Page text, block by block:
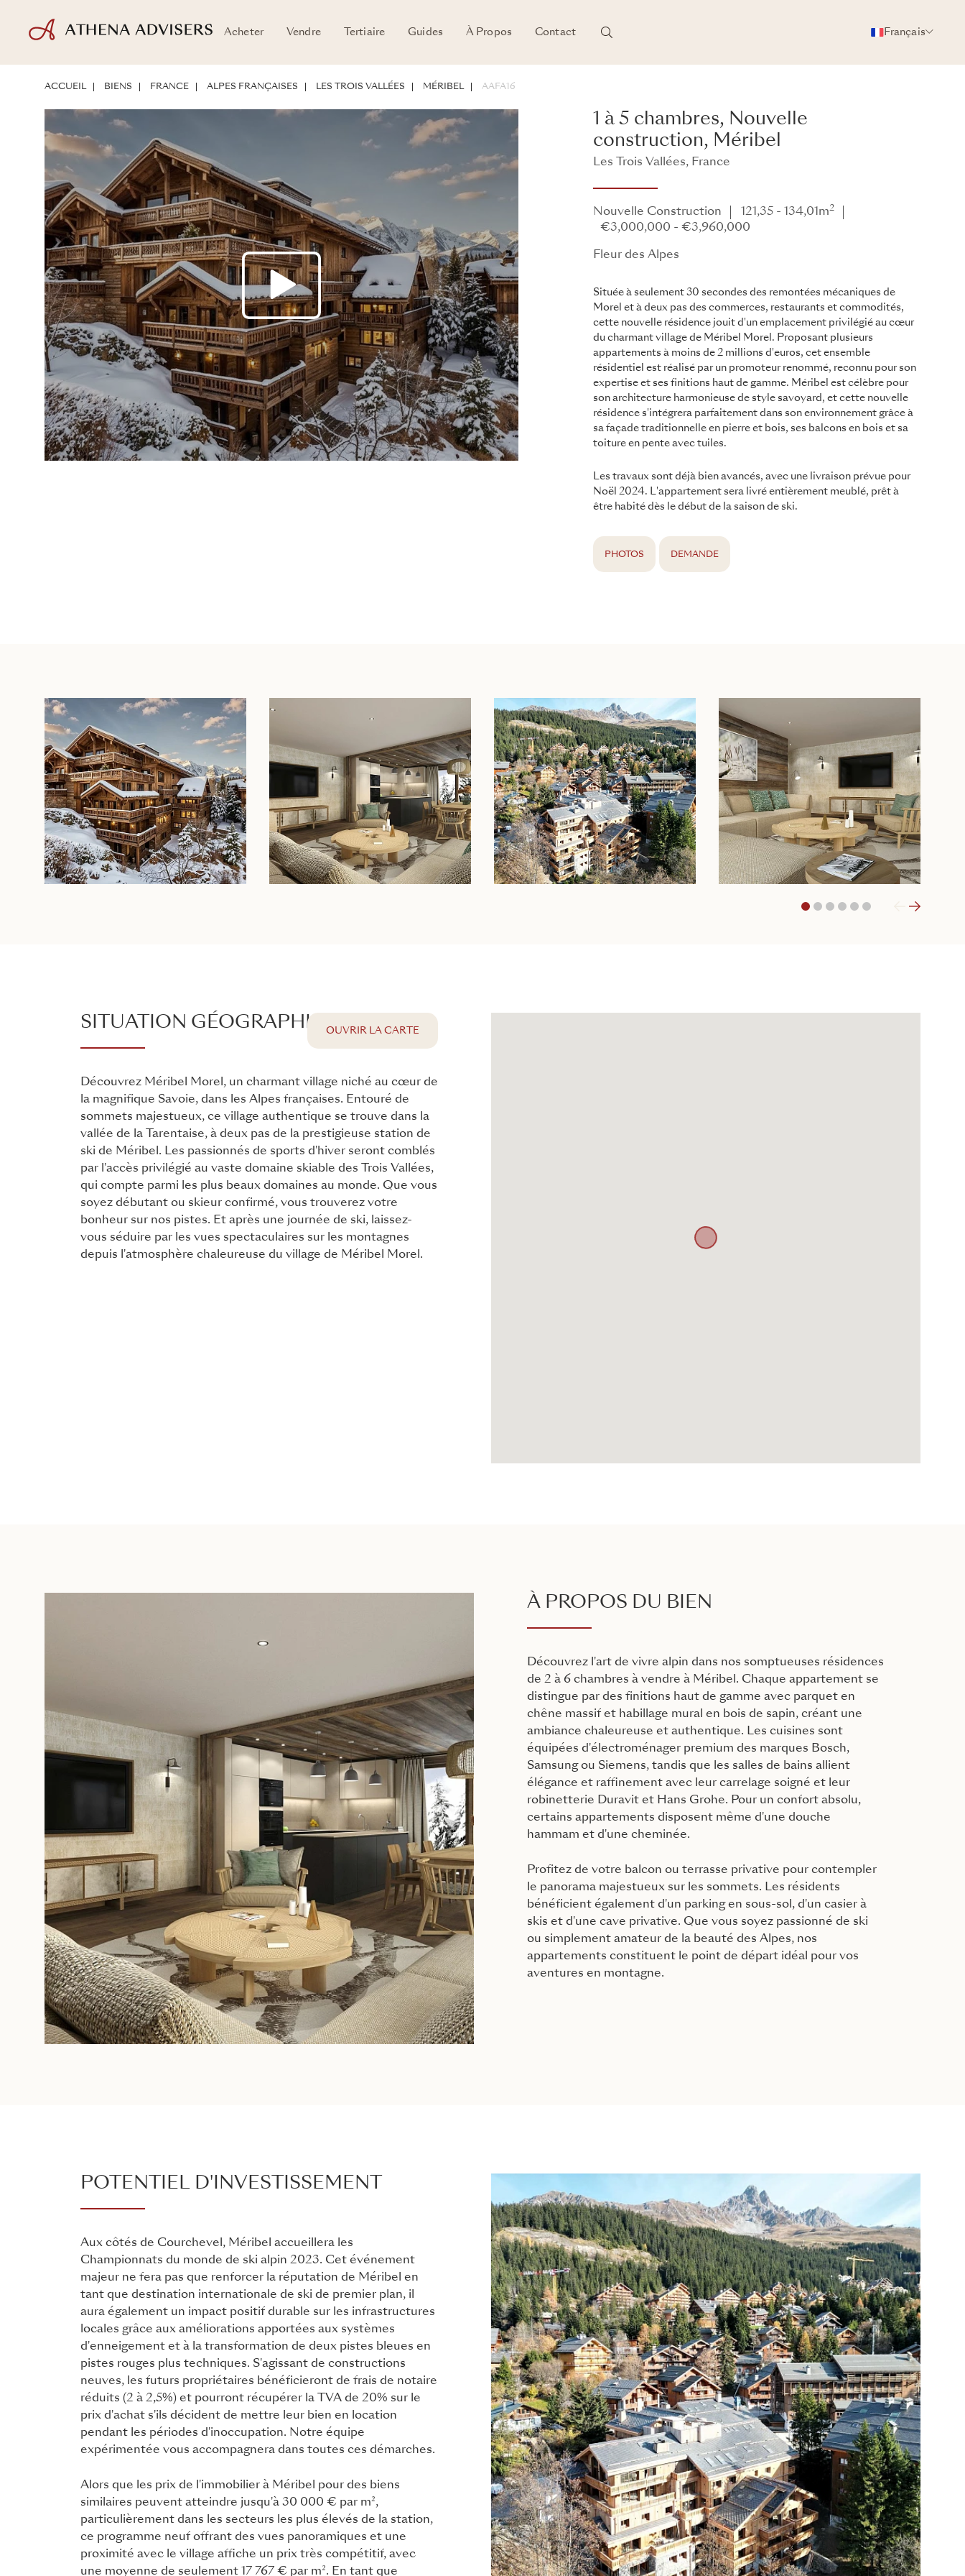
Acheter Vendre Tertiaire Guides À Propos Contact Français
ACCUEIL BIENS FRANCE ALPES FRANÇAISES LES TROIS VALLÉES MÉRIBEL AAFA16
1 à 5 chambres, Nouvelle
construction, Méribel
Les Trois Vallées, France
Nouvelle Construction 121,35 - 134,01m2
€3,000,000 - €3,960,000
Fleur des Alpes
Située à seulement 30 secondes des remontées mécaniques de
Morel et à deux pas des commerces, restaurants et commodités,
cette nouvelle résidence jouit d'un emplacement privilégié au cœur
du charmant village de Méribel Morel. Proposant plusieurs
appartements à moins de 2 millions d'euros, cet ensemble
résidentiel est réalisé par un promoteur renommé, reconnu pour son
expertise et ses finitions haut de gamme. Méribel est célèbre pour
son architecture harmonieuse de style savoyard, et cette nouvelle
résidence s'intégrera parfaitement dans son environnement grâce à
sa façade traditionnelle en pierre et bois, ses balcons en bois et sa
toiture en pente avec tuiles.
Les travaux sont déjà bien avancés, avec une livraison prévue pour
Noël 2024. L'appartement sera livré entièrement meublé, prêt à
être habité dès le début de la saison de ski.
PHOTOS DEMANDE
1 2 3 6
SITUATION GÉOGRAPHIQUE
Découvrez Méribel Morel, un charmant village niché au cœur de
la magnifique Savoie, dans les Alpes françaises. Entouré de
sommets majestueux, ce village authentique se trouve dans la
vallée de la Tarentaise, à deux pas de la prestigieuse station de
ski de Méribel. Les passionnés de sports d'hiver seront comblés
par l'accès privilégié au vaste domaine skiable des Trois Vallées,
qui compte parmi les plus beaux domaines au monde. Que vous
soyez débutant ou skieur confirmé, vous trouverez votre
bonheur sur nos pistes. Et après une journée de ski, laissez-
vous séduire par les vues spectaculaires sur les montagnes
depuis l'atmosphère chaleureuse du village de Méribel Morel.
OUVRIR LA CARTE
À PROPOS DU BIEN
Découvrez l'art de vivre alpin dans nos somptueuses résidences
de 2 à 6 chambres à vendre à Méribel. Chaque appartement se
distingue par des finitions haut de gamme avec parquet en
chêne massif et habillage mural en bois de sapin, créant une
ambiance chaleureuse et authentique. Les cuisines sont
équipées d'électroménager premium des marques Bosch,
Samsung ou Siemens, tandis que les salles de bains allient
élégance et raffinement avec leur carrelage soigné et leur
robinetterie Duravit et Hans Grohe. Pour un confort absolu,
certains appartements disposent même d'une douche
hammam et d'une cheminée.
Profitez de votre balcon ou terrasse privative pour contempler
le panorama majestueux sur les sommets. Les résidents
bénéficient également d'un parking en sous-sol, d'un casier à
skis et d'une cave privative. Que vous soyez passionné de ski
ou simplement amateur de la beauté des Alpes, nos
appartements constituent le point de départ idéal pour vos
aventures en montagne.
POTENTIEL D'INVESTISSEMENT
Aux côtés de Courchevel, Méribel accueillera les
Championnats du monde de ski alpin 2023. Cet événement
majeur ne fera pas que renforcer la réputation de Méribel en
tant que destination internationale de ski de premier plan, il
aura également un impact positif durable sur les infrastructures
locales grâce aux améliorations apportées aux systèmes
d'enneigement et à la transformation de deux pistes bleues en
pistes rouges plus techniques. S'agissant de constructions
neuves, les futurs propriétaires bénéficieront de frais de notaire
réduits (2 à 2,5%) et pourront récupérer la TVA de 20% sur le
prix d'achat s'ils décident de mettre leur bien en location
pendant les périodes d'inoccupation. Notre équipe
expérimentée vous accompagnera dans toutes ces démarches.
Alors que les prix de l'immobilier à Méribel pour des biens
similaires peuvent atteindre jusqu'à 30 000 € par m²,
particulièrement dans les secteurs les plus élevés de la station,
ce programme neuf offrant des vues panoramiques et une
proximité avec le village affiche un prix très compétitif, avec
une moyenne de seulement 17 767 € par m². En tant que